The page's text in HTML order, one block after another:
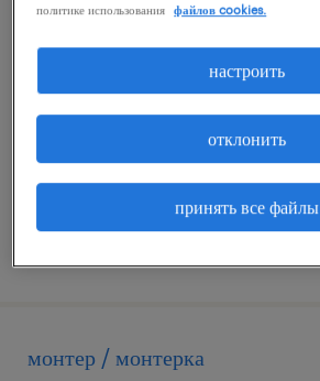
вилочного погрузчика
skarbimierz-osiedle, opolskie
монтер / монтерка
политике использования
файлов cookies.
принять все файлы
отклонить
настроить